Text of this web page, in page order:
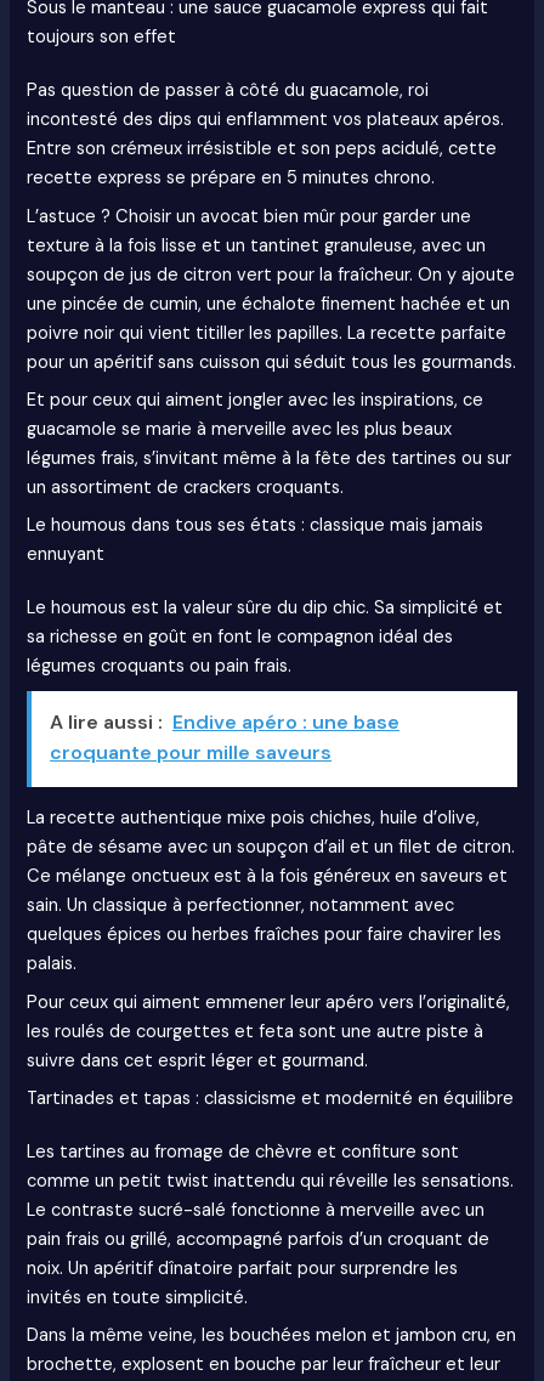
Sous le manteau : une sauce guacamole express qui fait
toujours son effet
Pas question de passer à côté du guacamole, roi
incontesté des dips qui enflamment vos plateaux apéros.
Entre son crémeux irrésistible et son peps acidulé, cette
recette express se prépare en 5 minutes chrono.
L’astuce ? Choisir un avocat bien mûr pour garder une
texture à la fois lisse et un tantinet granuleuse, avec un
soupçon de jus de citron vert pour la fraîcheur. On y ajoute
une pincée de cumin, une échalote finement hachée et un
poivre noir qui vient titiller les papilles. La recette parfaite
pour un apéritif sans cuisson qui séduit tous les gourmands.
Et pour ceux qui aiment jongler avec les inspirations, ce
guacamole se marie à merveille avec les plus beaux
légumes frais, s’invitant même à la fête des tartines ou sur
un assortiment de crackers croquants.
Le houmous dans tous ses états : classique mais jamais
ennuyant
Le houmous est la valeur sûre du dip chic. Sa simplicité et
sa richesse en goût en font le compagnon idéal des
légumes croquants ou pain frais.
A lire aussi : Endive apéro : une base
croquante pour mille saveurs
La recette authentique mixe pois chiches, huile d’olive,
pâte de sésame avec un soupçon d’ail et un filet de citron.
Ce mélange onctueux est à la fois généreux en saveurs et
sain. Un classique à perfectionner, notamment avec
quelques épices ou herbes fraîches pour faire chavirer les
palais.
Pour ceux qui aiment emmener leur apéro vers l’originalité,
les roulés de courgettes et feta sont une autre piste à
suivre dans cet esprit léger et gourmand.
Tartinades et tapas : classicisme et modernité en équilibre
Les tartines au fromage de chèvre et confiture sont
comme un petit twist inattendu qui réveille les sensations.
Le contraste sucré-salé fonctionne à merveille avec un
pain frais ou grillé, accompagné parfois d’un croquant de
noix. Un apéritif dînatoire parfait pour surprendre les
invités en toute simplicité.
Dans la même veine, les bouchées melon et jambon cru, en
brochette, explosent en bouche par leur fraîcheur et leur